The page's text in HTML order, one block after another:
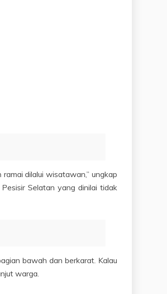
dilalui wisatawan,” ungkap
Selatan yang dinilai tidak
bawah dan berkarat. Kalau
warga.